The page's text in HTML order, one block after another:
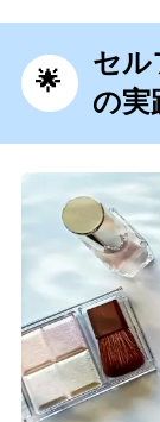
セル
の実